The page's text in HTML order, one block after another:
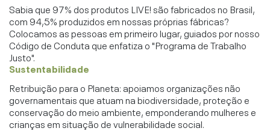
Sabia que 97% dos produtos LIVE! são fabricados no Brasil,
com 94,5% produzidos em nossas próprias fábricas?
Colocamos as pessoas em primeiro lugar, guiados por nosso
Código de Conduta que enfatiza o "Programa de Trabalho
Justo".
Sustentabilidade
Retribuição para o Planeta: apoiamos organizações não
governamentais que atuam na biodiversidade, proteção e
conservação do meio ambiente, emponderando mulheres e
crianças em situação de vulnerabilidade social.